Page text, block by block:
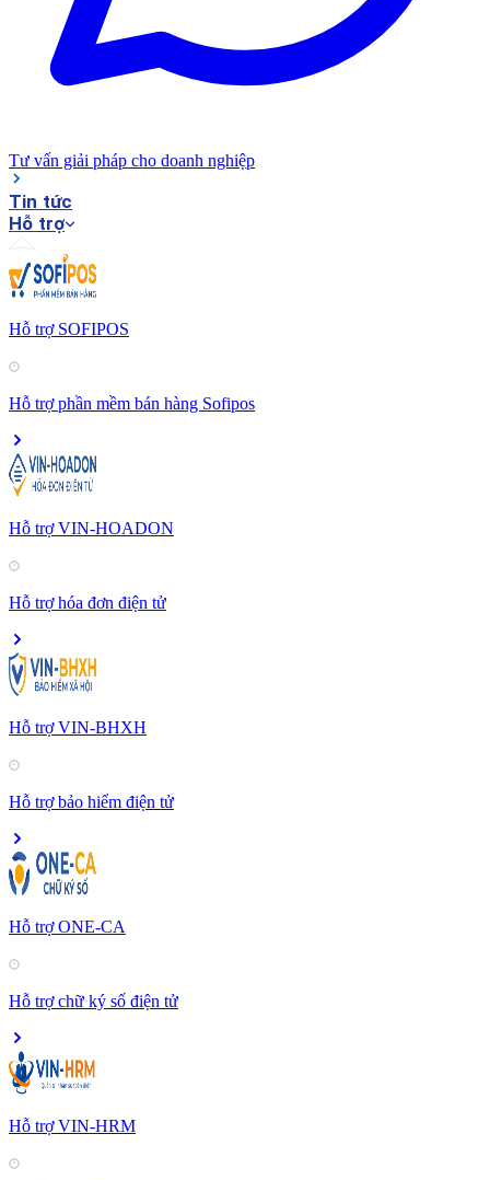
Tư vấn giải pháp cho doanh nghiệp
Tin tức
Hỗ trợ
Hỗ trợ SOFIPOS
Hỗ trợ phần mềm bán hàng Sofipos
Hỗ trợ VIN-HOADON
Hỗ trợ hóa đơn điện tử
Hỗ trợ VIN-BHXH
Hỗ trợ bảo hiểm điện tử
Hỗ trợ ONE-CA
Hỗ trợ chữ ký số điện tử
Hỗ trợ VIN-HRM